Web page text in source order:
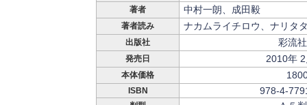
著者 中村一朗、成田毅
著者読み ナカムライチロウ、ナリタ
出版社 彩流
発売日 2010年
本体価格
ISBN 978-4-